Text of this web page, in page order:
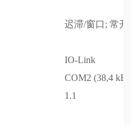
迟滞/窗口; 常
IO-Link
COM2 (38,4
1.1